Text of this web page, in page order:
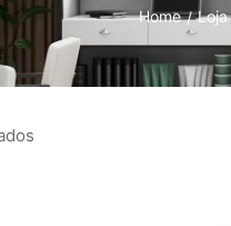
Home / Loja